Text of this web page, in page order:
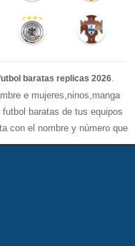
baratas replicas 2026.
e mujeres,ninos,manga
baratas de tus equipos
con el nombre y número que
son de máxima calidad
quedarás muy satisfecho
por lo que te
animar a tu equipo
lo más barata